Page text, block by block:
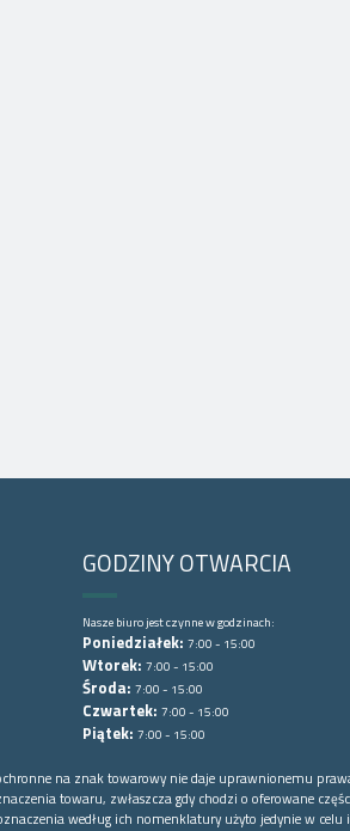
GODZINY OTWARCIA
Nasze biuro jest czynne w godzinach:
Poniedziałek: 7:00 - 15:00
Wtorek: 7:00 - 15:00
Środa: 7:00 - 15:00
Czwartek: 7:00 - 15:00
Piątek: 7:00 - 15:00
na znak towarowy nie daje uprawnionemu
towaru, zwłaszcza gdy chodzi o oferowane
według ich nomenklatury użyto jedynie w